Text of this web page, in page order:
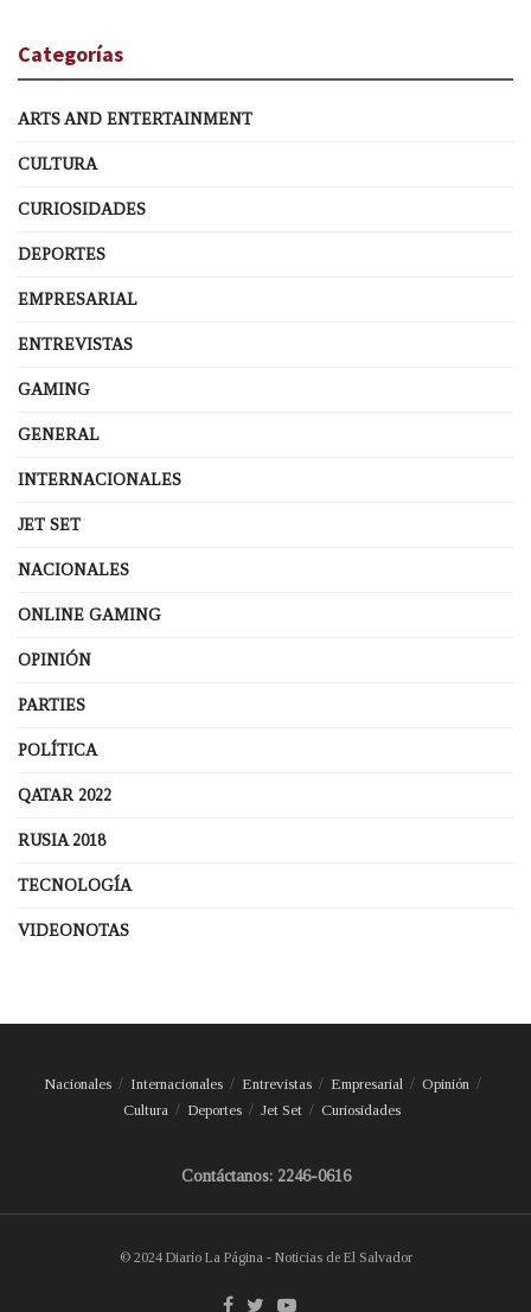
Categorías
ARTS AND ENTERTAINMENT
CULTURA
CURIOSIDADES
DEPORTES
EMPRESARIAL
ENTREVISTAS
GAMING
GENERAL
INTERNACIONALES
JET SET
NACIONALES
ONLINE GAMING
OPINIÓN
PARTIES
POLÍTICA
QATAR 2022
RUSIA 2018
TECNOLOGÍA
VIDEONOTAS
Nacionales Internacionales Entrevistas Empresarial
Opinión
Cultura
Deportes Jet Set Curiosidades
Contáctanos: 2246-0616
© 2024 Diario La Página - Noticias de El Salvador